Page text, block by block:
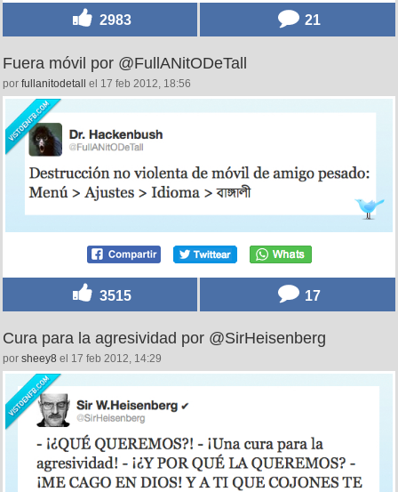
2983 21
Fuera móvil por @FullANitODeTall
por fullanitodetall el 17 feb 2012, 18:56
3515 17
Cura para la agresividad por @SirHeisenberg
por sheey8 el 17 feb 2012, 14:29